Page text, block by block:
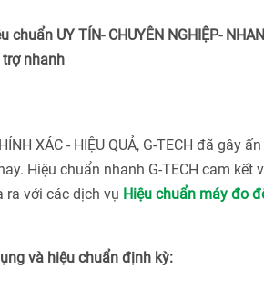
UY TÍN- CHUYÊN NGHIỆP-
trợ nhanh
XÁC - HIỆU QUẢ, G-TECH đã gây ấn
Hiệu chuẩn nhanh G-TECH cam kết
ra với các dịch vụ Hiệu chuẩn máy đo
và hiệu chuẩn định kỳ: